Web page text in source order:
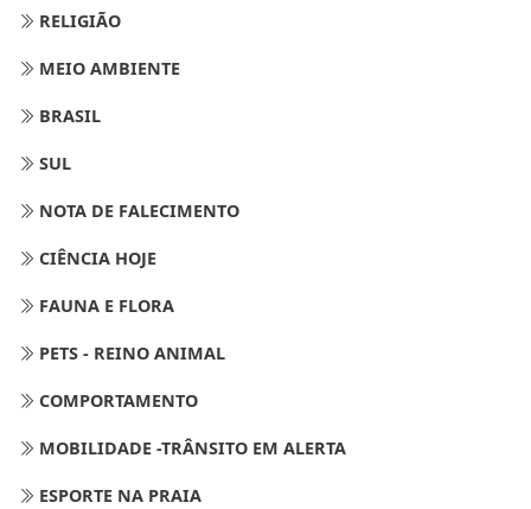
RELIGIÃO
MEIO AMBIENTE
BRASIL
SUL
NOTA DE FALECIMENTO
CIÊNCIA HOJE
FAUNA E FLORA
PETS - REINO ANIMAL
COMPORTAMENTO
MOBILIDADE -TRÂNSITO EM ALERTA
ESPORTE NA PRAIA